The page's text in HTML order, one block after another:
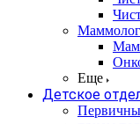
Еще
Детское